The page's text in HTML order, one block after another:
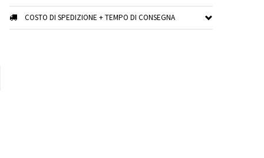
COSTO DI SPEDIZIONE + TEMPO DI CONSEGNA